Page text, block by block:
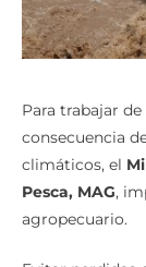
Para trabajar
consecuencia
climáticos, el
Pesca, MAG,
agropecuario.